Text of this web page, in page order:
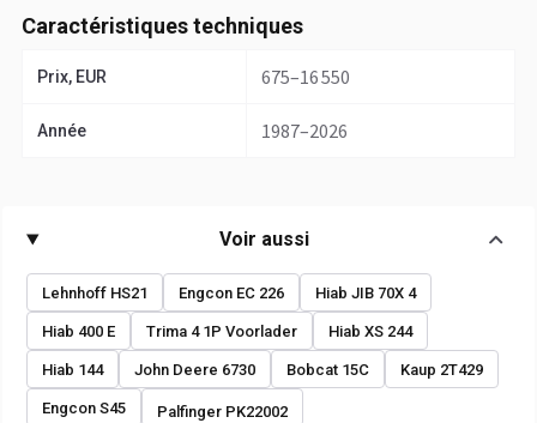
Caractéristiques techniques
Prix, EUR 675–16 550
Année 1987–2026
Voir aussi
Lehnhoff HS21 Engcon EC 226 Hiab JIB 70X 4
Hiab 400 E Trima 4 1P Voorlader Hiab XS 244
Hiab 144 John Deere 6730 Bobcat 15C Kaup 2T429
Engcon S45 Palfinger PK22002